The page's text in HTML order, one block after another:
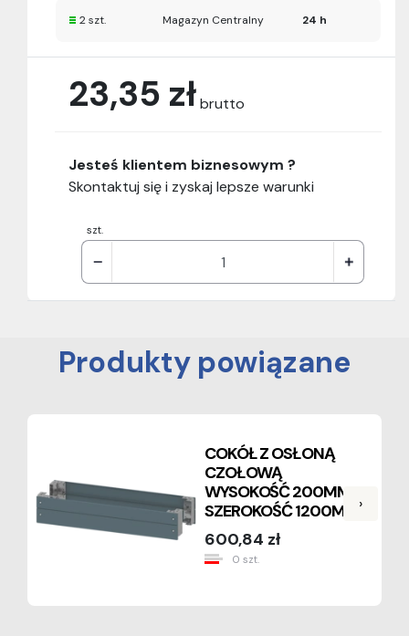
23,35 złbrutto
szt.
Jesteś klientem biznesowym ?
Skontaktuj się i zyskaj lepsze warunki
2 szt. Magazyn Centralny 24 h
Produkty powiązane
COKÓŁ Z OSŁONĄ
CZOŁOWĄ
WYSOKOŚĆ 200MM
SZEROKOŚĆ 1200MM
0 szt.
600,84 zł
›